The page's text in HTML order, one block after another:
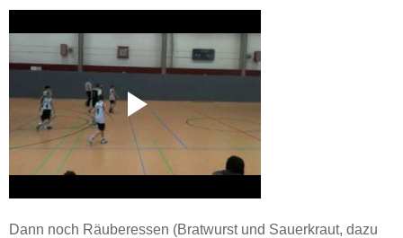
Dann noch Räuberessen (Bratwurst und Sauerkraut, dazu